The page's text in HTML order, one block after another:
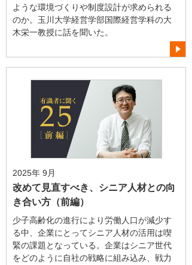
ような環境づくりや制度設計が求められる
のか。玉川大学経営学部国際経営学科の大
木栄一教授に話を聞いた。
2025年 9月
改めて見直すべき、シニア人材との向
き合い方（前編）
少子高齢化の進行により労働人口が減少す
る中、企業にとってシニア人材の活用は喫
緊の課題となっている。企業はシニア世代
をどのように自社の戦略に組み込み、戦力